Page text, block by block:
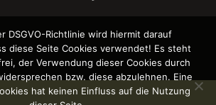
DSGVO-Richtlinie wird hiermit darauf
diese Seite Cookies verwendet! Es steht
der Verwendung dieser Cookies durch
bzw. diese abzulehnen. Eine
hat keinen Einfluss auf die Nutzung